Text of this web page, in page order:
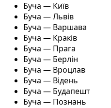
Буча — Київ
Буча — Львів
Буча — Варшава
Буча — Краків
Буча — Прага
Буча — Берлін
Буча — Вроцлав
Буча — Відень
Буча — Будапешт
Буча — Познань